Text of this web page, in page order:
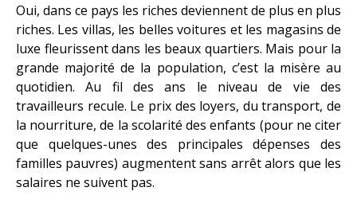
Oui, dans ce pays les riches deviennent de plus en plus
riches. Les villas, les belles voitures et les magasins de
luxe fleurissent dans les beaux quartiers. Mais pour la
grande majorité de la population, c’est la misère au
quotidien. Au fil des ans le niveau de vie des
travailleurs recule. Le prix des loyers, du transport, de
la nourriture, de la scolarité des enfants (pour ne citer
que quelques-unes des principales dépenses des
familles pauvres) augmentent sans arrêt alors que les
salaires ne suivent pas.